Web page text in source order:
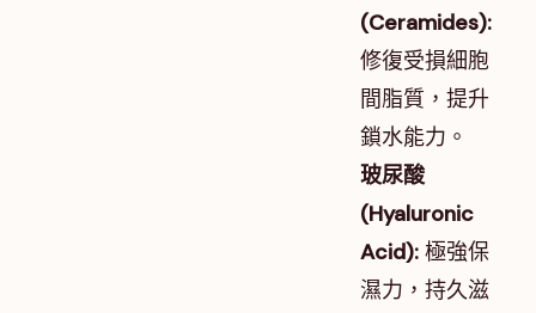
(Ceramides):
修復受損細胞
間脂質，提升
鎖水能力。
玻尿酸
(Hyaluronic
Acid): 極強保
濕力，持久滋